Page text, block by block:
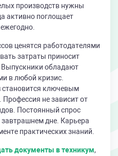
производств нужны
активно поглощает
ценятся работодателями
затраты приносит
обладают
в любой кризис.
становится ключевым
не зависит от
Постоянный спрос
завтрашнем дне. Карьера
практических знаний.
документы в техникум,